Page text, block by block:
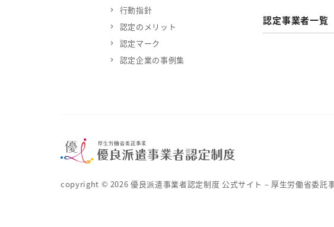
行動指針
認定のメリット
認定マーク
認定企業の事例集
認定事業者一覧
copyright © 2026 優良派遣事業者認定制度 公式サイト – 厚生労働省委